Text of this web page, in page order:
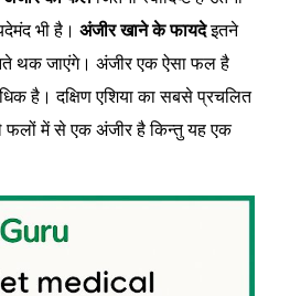
भी है। अंजीर खाने के फायदेइतने
थक जाएंगे। अंजीर एक ऐसा फल है
है। दक्षिण एशिया का सबसे प्रचलित
फलों में से एक अंजीर है किन्तु यह एक